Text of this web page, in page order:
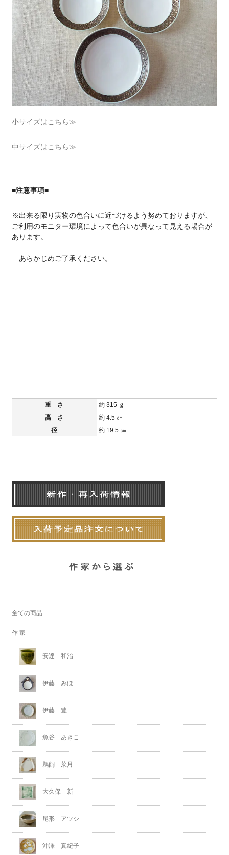
小サイズはこちら≫
中サイズはこちら≫
■注意事項■
※出来る限り実物の色合いに近づけるよう努めておりますが、
ご利用のモニター環境によって色合いが異なって見える場合が
あります。
あらかじめご了承ください。
重 さ
約 315 ｇ
高 さ
約 4.5 ㎝
径
約 19.5 ㎝
全ての商品
作 家
安達 和治
伊藤 みほ
伊藤 豊
魚谷 あきこ
鵜飼 菜月
大久保 新
尾形 アツシ
沖澤 真紀子